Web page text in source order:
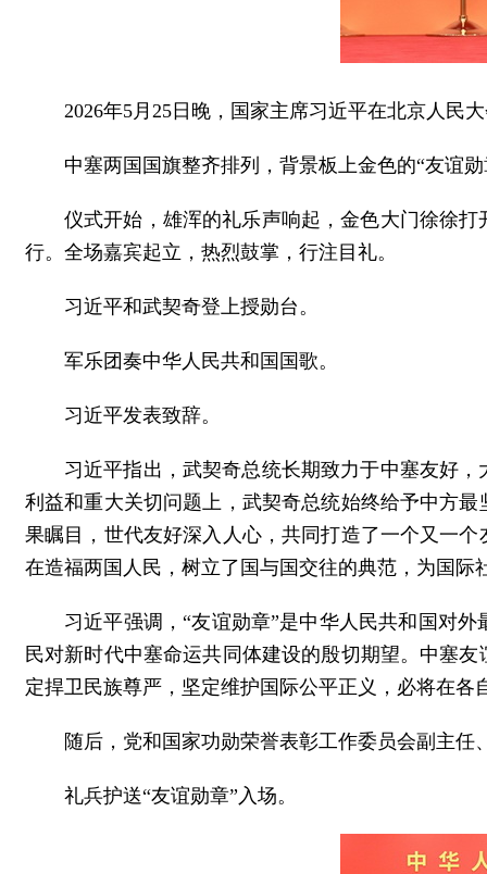
2026年5月25日晚，国家主席习近平在北京人民
中塞两国国旗整齐排列，背景板上金色的“友谊
仪式开始，雄浑的礼乐声响起，金色大门徐徐
行。全场嘉宾起立，热烈鼓掌，行注目礼。
习近平和武契奇登上授勋台。
军乐团奏中华人民共和国国歌。
习近平发表致辞。
习近平指出，武契奇总统长期致力于中塞友好
利益和重大关切问题上，武契奇总统始终给予中方
果瞩目，世代友好深入人心，共同打造了一个又一
在造福两国人民，树立了国与国交往的典范，为国际
习近平强调，“友谊勋章”是中华人民共和国对
民对新时代中塞命运共同体建设的殷切期望。中塞
定捍卫民族尊严，坚定维护国际公平正义，必将在
随后，党和国家功勋荣誉表彰工作委员会副主
礼兵护送“友谊勋章”入场。